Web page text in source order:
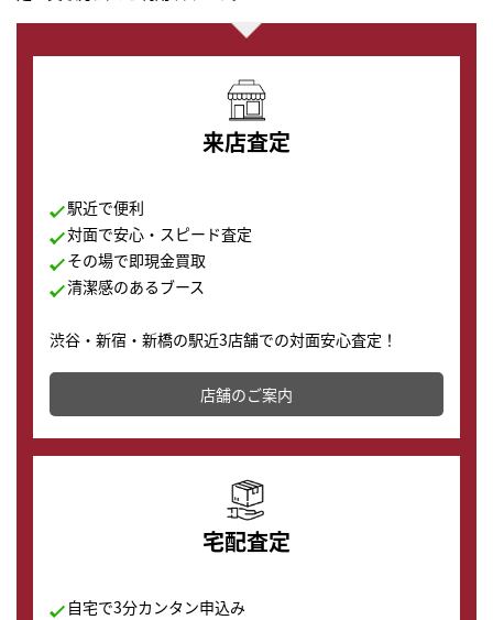
来店査定
駅近で便利
対面で安心・スピード査定
その場で即現金買取
清潔感のあるブース
渋谷・新宿・新橋の駅近3店舗での対面安心査定！
その場で現金買取致します。渋谷本店では、時計販売の
店舗を併設しており、下取りに出してお得に新しい時計
の購入もできます♪
店舗のご案内
宅配査定
自宅で3分カンタン申込み